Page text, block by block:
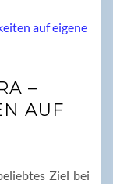
–
AUF
Ziel bei